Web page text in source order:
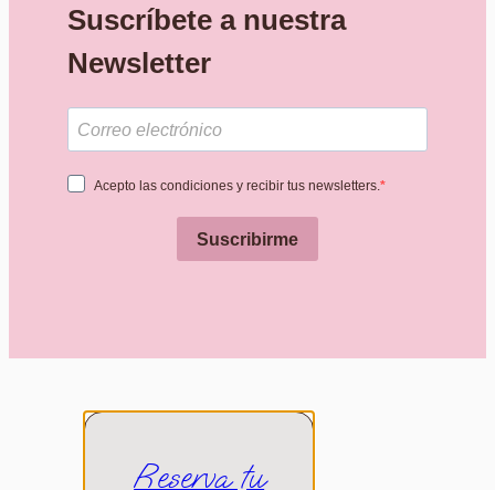
Suscríbete a nuestra
Newsletter
Acepto las condiciones y recibir tus newsletters.
Suscribirme
Reserva tu